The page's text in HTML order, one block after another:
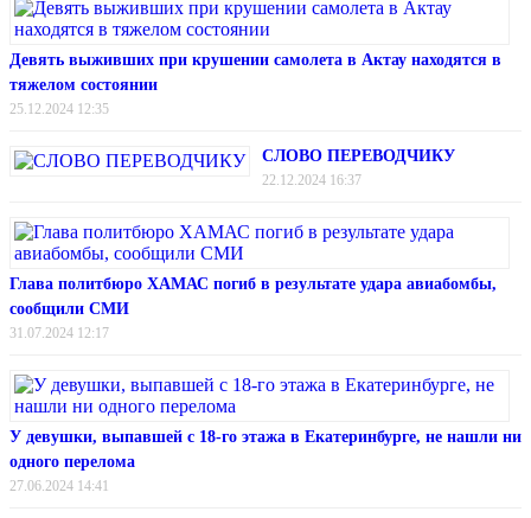
Девять выживших при крушении самолета в Актау находятся в
тяжелом состоянии
25.12.2024 12:35
СЛОВО ПЕРЕВОДЧИКУ
22.12.2024 16:37
Глава политбюро ХАМАС погиб в результате удара авиабомбы,
сообщили СМИ
31.07.2024 12:17
У девушки, выпавшей с 18-го этажа в Екатеринбурге, не нашли ни
одного перелома
27.06.2024 14:41